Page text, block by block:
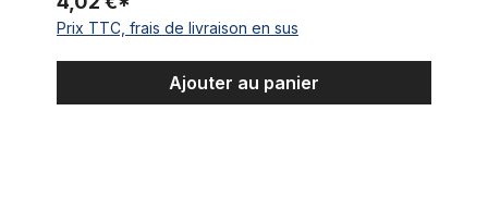
Prix TTC, frais de livraison en sus
Ajouter au panier